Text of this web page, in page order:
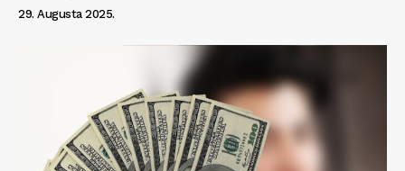
29. Augusta 2025.